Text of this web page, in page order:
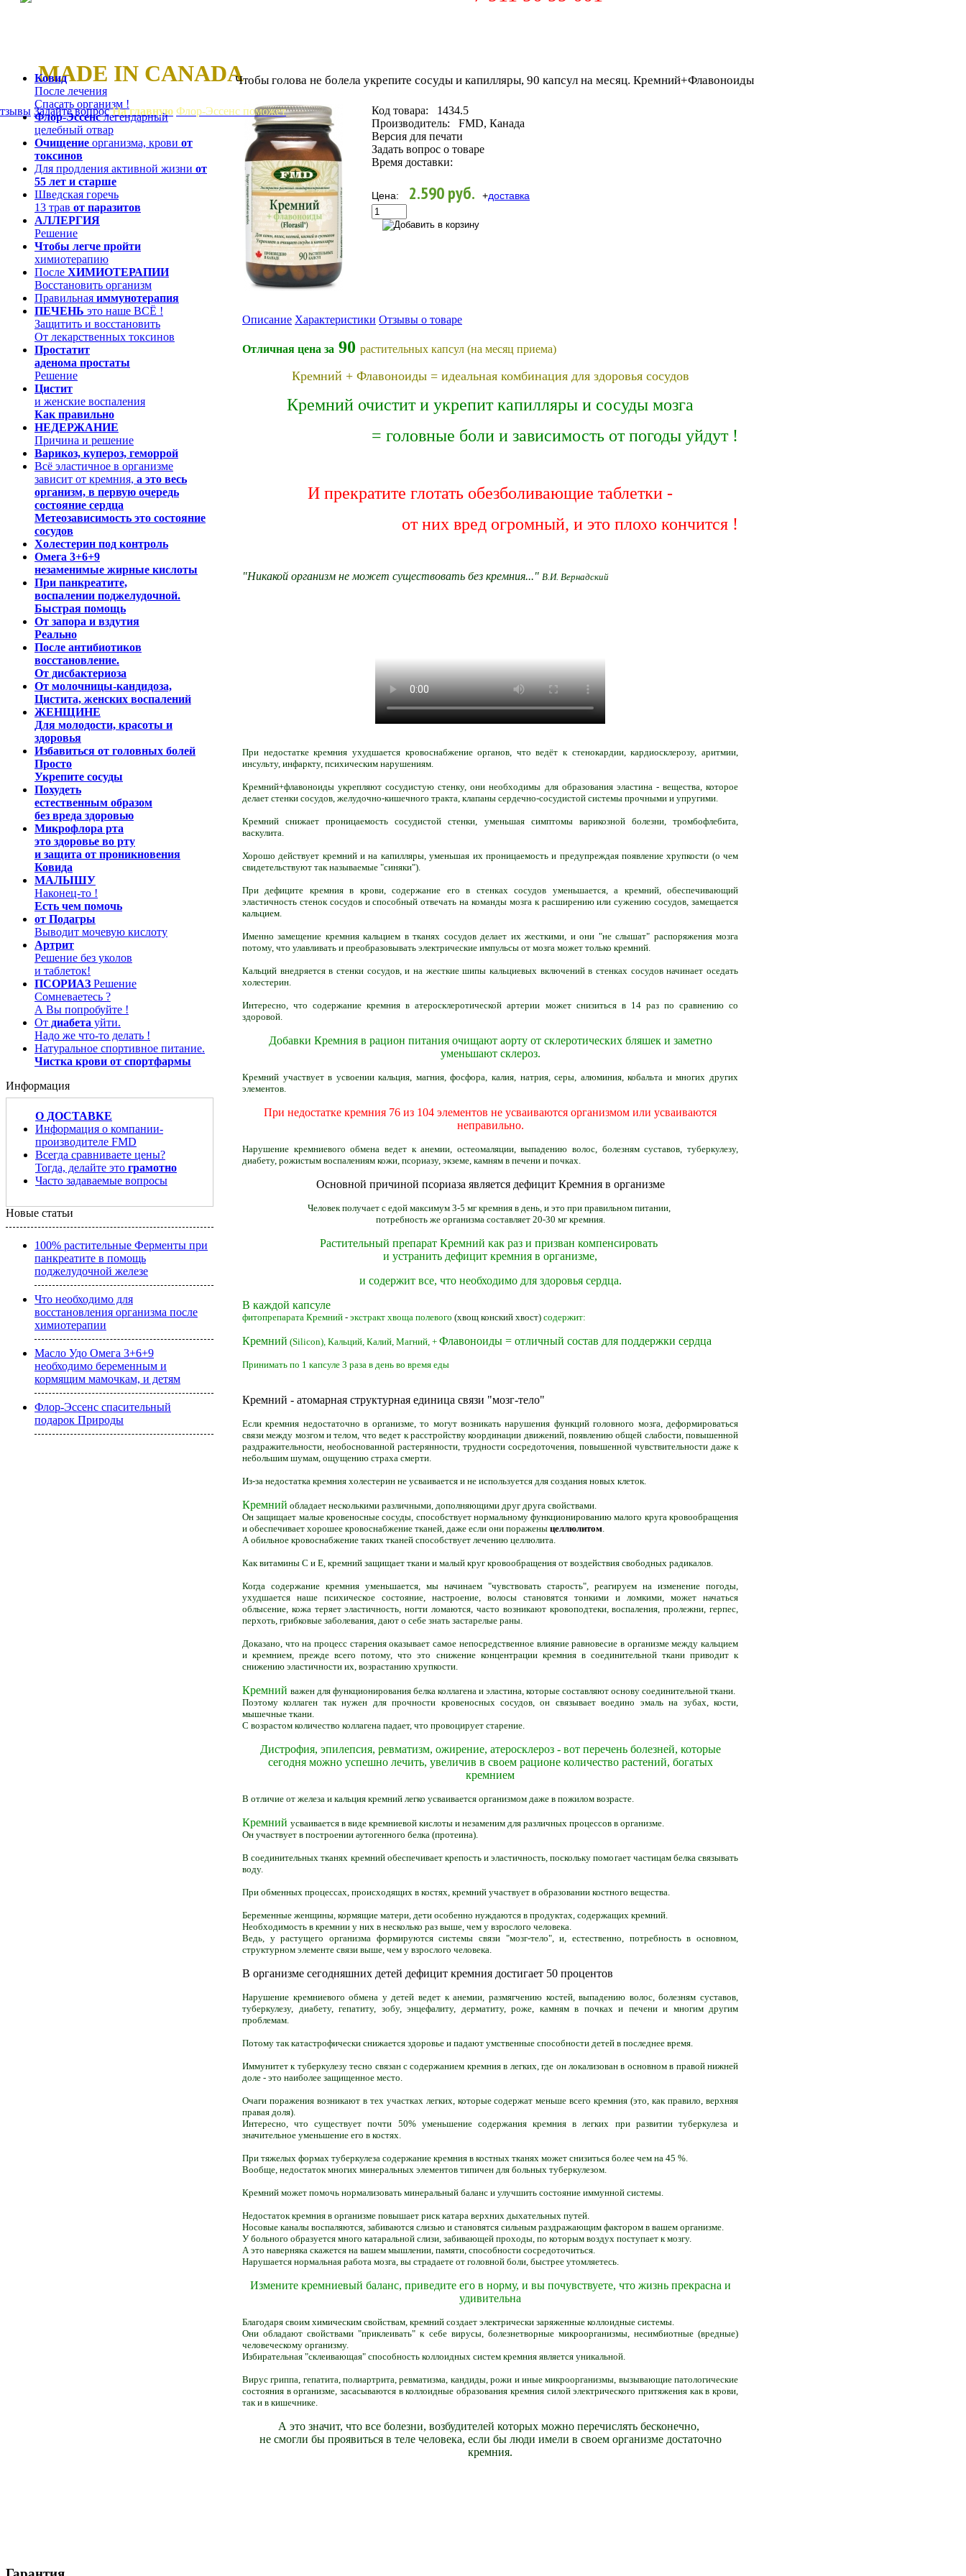
MADE IN CANADA ............
Задайте вопрос На главную Флор-Эссенс поможет
Ковид
После лечения
Спасать организм !
Флор-Эссенслегендарный
целебный отвар
Очищение организма, крови от
токсинов
Для продления активной жизни от
55 лет и старше
Шведская горечь
13 трав от паразитов
АЛЛЕРГИЯ
Решение
Чтобы легче пройти
химиотерапию
После ХИМИОТЕРАПИИ
Восстановить организм
Правильная иммунотерапия
ПЕЧЕНЬ это наше ВСЁ !
Защитить и восстановить
От лекарственных токсинов
Простатит
аденома простаты
Решение
Цистит
и женские воспаления
Как правильно
НЕДЕРЖАНИЕ
Причина и решение
Варикоз, купероз, геморрой
Всё эластичное в организме
зависит от кремния, а это весь
организм, в первую очередь
состояние сердца
Метеозависимость это состояние
сосудов
Холестерин под контроль
Омега 3+6+9
незаменимые жирные кислоты
При панкреатите,
воспалении поджелудочной.
Быстрая помощь
От запора и вздутия
Реально
После антибиотиков
восстановление.
От дисбактериоза
От молочницы-кандидоза,
Цистита, женских воспалений
ЖЕНЩИНЕ
Для молодости, красоты и
здоровья
Избавиться от головных болей
Просто
Укрепите сосуды
Похудеть
естественным образом
без вреда здоровью
Микрофлора рта
это здоровье во рту
и защита от проникновения
Ковида
МАЛЫШУ
Наконец-то !
Есть чем помочь
от Подагры
Выводит мочевую кислоту
Артрит
Решение без уколов
и таблеток!
ПСОРИАЗ Решение
Сомневаетесь ?
А Вы попробуйте !
От диабета уйти.
Надо же что-то делать !
Натуральное cпортивное питание.
Чистка крови от спортфармы
Информация
О ДОСТАВКЕ
Информация о компании-
производителе FMD
Всегда сравниваете цены?
Тогда, делайте это грамотно
Часто задаваемые вопросы
Новые статьи
100% растительные Ферменты при
панкреатите в помощь
поджелудочной железе
Что необходимо для
восстановления организма после
химиотерапии
Масло Удо Омега 3+6+9
необходимо беременным и
кормящим мамочкам, и детям
Флор-Эссенс спасительный
подарок Природы
Чтобы голова не болела укрепите сосуды и капилляры, 90 капсул на месяц. Кремний+Флавоноиды
Код товара: 1434.5
Производитель: FMD, Канада
Версия для печати
Задать вопрос о товаре
Время доставки:
Цена: 2.590 руб. +доставка
Описание Характеристики Отзывы о товаре
Отличная цена за 90 растительных капсул (на месяц приема)
Кремний + Флавоноиды = идеальная комбинация для здоровья сосудов
Кремний очистит и укрепит капилляры и сосуды мозга
= головные боли и зависимость от погоды уйдут !
И прекратите глотать обезболивающие таблетки -
от них вред огромный, и это плохо кончится !
"Никакой организм не может существовать без кремния..." В.И. Вернадский
При недостатке кремния ухудшается кровоснабжение органов, что ведёт к стенокардии, кардиосклерозу, аритмии,
инсульту, инфаркту, психическим нарушениям.
Кремний+флавоноиды укрепляют сосудистую стенку, они необходимы для образования эластина - вещества, которое
делает стенки сосудов, желудочно-кишечного тракта, клапаны сердечно-сосудистой системы прочными и упругими.
Кремний снижает проницаемость сосудистой стенки, уменьшая симптомы варикозной болезни, тромбофлебита,
васкулита.
Хорошо действует кремний и на капилляры, уменьшая их проницаемость и предупреждая появление хрупкости (о чем
свидетельствуют так называемые "синяки").
При дефиците кремния в крови, содержание его в стенках сосудов уменьшается, а кремний, обеспечивающий
эластичность стенок сосудов и способный отвечать на команды мозга к расширению или сужению сосудов, замещается
кальцием.
Именно замещение кремния кальцием в тканях сосудов делает их жесткими, и они "не слышат" распоряжения мозга
потому, что улавливать и преобразовывать электрические импульсы от мозга может только кремний.
Кальций внедряется в стенки сосудов, и на жесткие шипы кальциевых включений в стенках сосудов начинает оседать
холестерин.
Интересно, что содержание кремния в атеросклеротической артерии может снизиться в 14 раз по сравнению со
здоровой.
Добавки Кремния в рацион питания очищают аорту от склеротических бляшек и заметно
уменьшают склероз.
Кремний участвует в усвоении кальция, магния, фосфора, калия, натрия, серы, алюминия, кобальта и многих других
элементов.
При недостатке кремния 76 из 104 элементов не усваиваются организмом или усваиваются
неправильно.
Нарушение кремниевого обмена ведет к анемии, остеомаляции, выпадению волос, болезням суставов, туберкулезу,
диабету, рожистым воспалениям кожи, псориазу, экземе, камням в печени и почках.
Основной причиной псориаза является дефицит Кремния в организме
Человек получает с едой максимум 3-5 мг кремния в день, и это при правильном питании,
потребность же организма составляет 20-30 мг кремния.
Растительный препарат Кремний как раз и призван компенсировать
и устранить дефицит кремния в организме,
и содержит все, что необходимо для здоровья сердца.
В каждой капсуле
фитопрепарата Кремний - экстракт хвоща полевого (хвощ конский хвост) содержит:
Кремний (Silicon), Кальций, Калий, Магний, + Флавоноиды = отличный состав для поддержки сердца
Принимать по 1 капсуле 3 раза в день во время еды
Кремний - атомарная структурная единица связи "мозг-тело"
Если кремния недостаточно в организме, то могут возникать нарушения функций головного мозга, деформироваться
связи между мозгом и телом, что ведет к расстройству координации движений, появлению общей слабости, повышенной
раздражительности, необоснованной растерянности, трудности сосредоточения, повышенной чувствительности даже к
небольшим шумам, ощущению страха смерти.
Из-за недостатка кремния холестерин не усваивается и не используется для создания новых клеток.
Кремний обладает несколькими различными, дополняющими друг друга свойствами.
Он защищает малые кровеносные сосуды, способствует нормальному функционированию малого круга кровообращения
и обеспечивает хорошее кровоснабжение тканей, даже если они поражены целлюлитом.
А обильное кровоснабжение таких тканей способствует лечению целлюлита.
Как витамины С и Е, кремний защищает ткани и малый круг кровообращения от воздействия свободных радикалов.
Когда содержание кремния уменьшается, мы начинаем "чувствовать старость", реагируем на изменение погоды,
ухудшается наше психическое состояние, настроение, волосы становятся тонкими и ломкими, может начаться
облысение, кожа теряет эластичность, ногти ломаются, часто возникают кровоподтеки, воспаления, пролежни, герпес,
перхоть, грибковые заболевания, дают о себе знать застарелые раны.
Доказано, что на процесс старения оказывает самое непосредственное влияние равновесие в организме между кальцием
и кремнием, прежде всего потому, что это снижение концентрации кремния в соединительной ткани приводит к
снижению эластичности их, возрастанию хрупкости.
Кремний важен для функционирования белка коллагена и эластина, которые составляют основу соединительной ткани.
Поэтому коллаген так нужен для прочности кровеносных сосудов, он связывает воедино эмаль на зубах, кости,
мышечные ткани.
С возрастом количество коллагена падает, что провоцирует старение.
Дистрофия, эпилепсия, ревматизм, ожирение, атеросклероз - вот перечень болезней, которые
сегодня можно успешно лечить, увеличив в своем рационе количество растений, богатых
кремнием
В отличие от железа и кальция кремний легко усваивается организмом даже в пожилом возрасте.
Кремний усваивается в виде кремниевой кислоты и незаменим для различных процессов в организме.
Он участвует в построении аутогенного белка (протеина).
В соединительных тканях кремний обеспечивает крепость и эластичность, поскольку помогает частицам белка связывать
воду.
При обменных процессах, происходящих в костях, кремний участвует в образовании костного вещества.
Беременные женщины, кормящие матери, дети особенно нуждаются в продуктах, содержащих кремний.
Необходимость в кремнии у них в несколько раз выше, чем у взрослого человека.
Ведь, у растущего организма формируются системы связи "мозг-тело", и, естественно, потребность в основном,
структурном элементе связи выше, чем у взрослого человека.
В организме сегодняшних детей дефицит кремния достигает 50 процентов
Нарушение кремниевого обмена у детей ведет к анемии, размягчению костей, выпадению волос, болезням суставов,
туберкулезу, диабету, гепатиту, зобу, энцефалиту, дерматиту, роже, камням в почках и печени и многим другим
проблемам.
Потому так катастрофически снижается здоровье и падают умственные способности детей в последнее время.
Иммунитет к туберкулезу тесно связан с содержанием кремния в легких, где он локализован в основном в правой нижней
доле - это наиболее защищенное место.
Очаги поражения возникают в тех участках легких, которые содержат меньше всего кремния (это, как правило, верхняя
правая доля).
Интересно, что существует почти 50% уменьшение содержания кремния в легких при развитии туберкулеза и
значительное уменьшение его в костях.
При тяжелых формах туберкулеза содержание кремния в костных тканях может снизиться более чем на 45 %.
Вообще, недостаток многих минеральных элементов типичен для больных туберкулезом.
Кремний может помочь нормализовать минеральный баланс и улучшить состояние иммунной системы.
Недостаток кремния в организме повышает риск катара верхних дыхательных путей.
Носовые каналы воспаляются, забиваются слизью и становятся сильным раздражающим фактором в вашем организме.
У больного образуется много катаральной слизи, забивающей проходы, по которым воздух поступает к мозгу.
А это наверняка скажется на вашем мышлении, памяти, способности сосредоточиться.
Нарушается нормальная работа мозга, вы страдаете от головной боли, быстрее утомляетесь.
Измените кремниевый баланс, приведите его в норму, и вы почувствуете, что жизнь прекрасна и
удивительна
Благодаря своим химическим свойствам, кремний создает электрически заряженные коллоидные системы.
Они обладают свойствами "приклеивать" к себе вирусы, болезнетворные микроорганизмы, несимбиотные (вредные)
человеческому организму.
Избирательная "склеивающая" способность коллоидных систем кремния является уникальной.
Вирус гриппа, гепатита, полиартрита, ревматизма, кандиды, рожи и иные микроорганизмы, вызывающие патологические
состояния в организме, засасываются в коллоидные образования кремния силой электрического притяжения как в крови,
так и в кишечнике.
А это значит, что все болезни, возбудителей которых можно перечислять бесконечно,
не смогли бы проявиться в теле человека, если бы люди имели в своем организме достаточно
кремния.